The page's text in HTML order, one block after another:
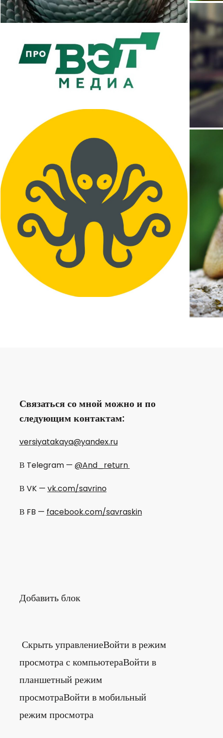
Связаться со мной можно и по
следующим контактам:
versiyatakaya@yandex.ru
В Telegram — @And_return
В VK — vk.com/savrino
В FB — facebook.com/savraskin
Добавить блок
Скрыть управлениеВойти в режим
просмотра с компьютераВойти в
планшетный режим
просмотраВойти в мобильный
режим просмотра